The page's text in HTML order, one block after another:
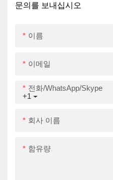
문의를 보내십시오
이름
이메일
+1
전화/WhatsApp/Skype
회사 이름
함유량